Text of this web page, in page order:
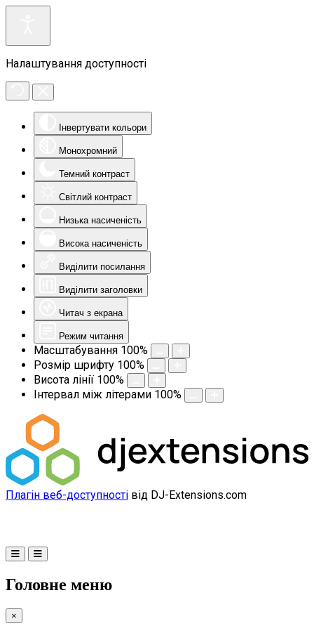
Налаштування доступності
Інвертувати кольори
Монохромний
Темний контраст
Світлий контраст
Низька насиченість
Висока насиченість
Виділити посилання
Виділити заголовки
Читач з екрана
Режим читання
Масштабування 100%
Розмір шрифту 100%
Висота лінії 100%
Інтервал між літерами 100%
Плагін веб-доступності від DJ-Extensions.com
Головне меню
×